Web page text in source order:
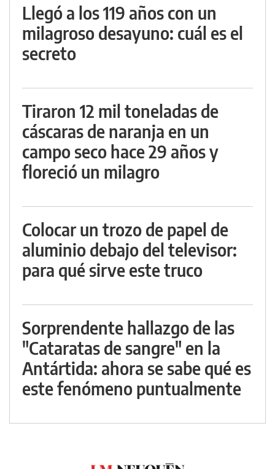
Llegó a los 119 años con un
milagroso desayuno: cuál es el
secreto
Tiraron 12 mil toneladas de
cáscaras de naranja en un
campo seco hace 29 años y
floreció un milagro
Colocar un trozo de papel de
aluminio debajo del televisor:
para qué sirve este truco
Sorprendente hallazgo de las
"Cataratas de sangre" en la
Antártida: ahora se sabe qué es
este fenómeno puntualmente